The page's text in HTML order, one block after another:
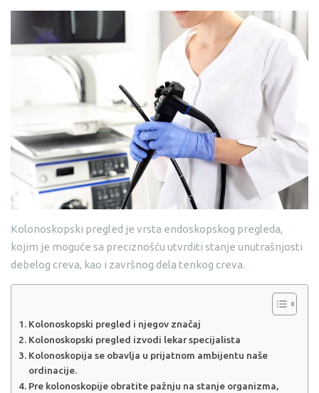
Kolonoskopski pregled je vrsta endoskopskog pregleda,
kojim je moguće sa preciznošću utvrditi stanje unutrašnjosti
debelog creva, kao i završnog dela tenkog creva.
Kolonoskopski pregled i njegov značaj
Kolonoskopski pregled izvodi lekar specijalista
Kolonoskopija se obavlja u prijatnom ambijentu naše
ordinacije.
Pre kolonoskopije obratite pažnju na stanje organizma,